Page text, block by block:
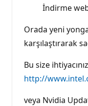
İndirme
Orada yeni
karşılaştırarak
Bu size
http://
veya Nvidia